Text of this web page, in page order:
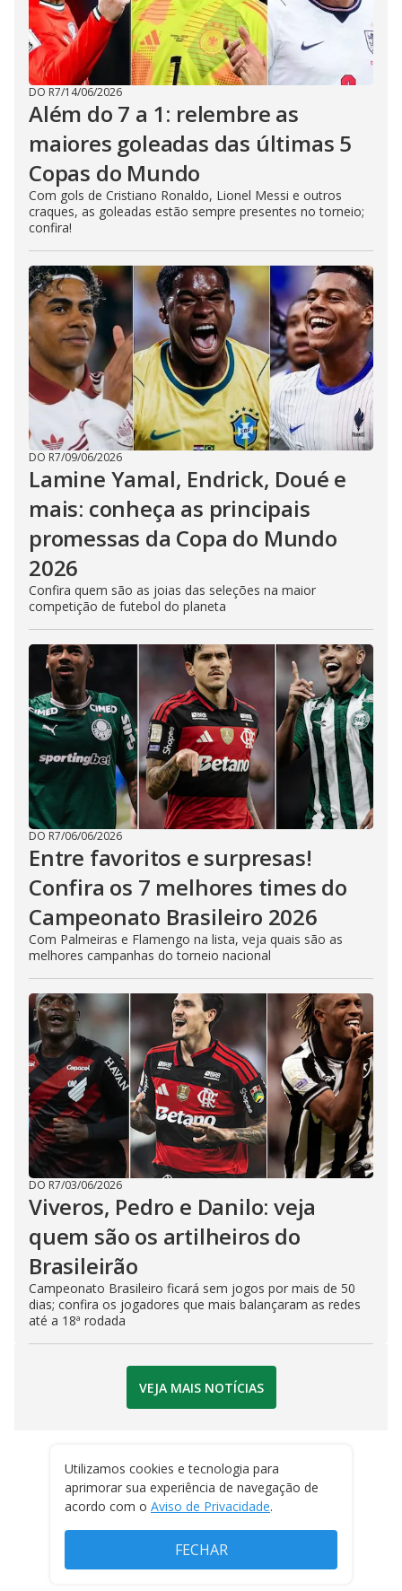
DO R7/14/06/2026
Além do 7 a 1: relembre as
maiores goleadas das últimas 5
Copas do Mundo
Com gols de Cristiano Ronaldo, Lionel Messi e outros
craques, as goleadas estão sempre presentes no torneio;
confira!
DO R7/09/06/2026
Lamine Yamal, Endrick, Doué e
mais: conheça as principais
promessas da Copa do Mundo
2026
Confira quem são as joias das seleções na maior
competição de futebol do planeta
DO R7/06/06/2026
Entre favoritos e surpresas!
Confira os 7 melhores times do
Campeonato Brasileiro 2026
Com Palmeiras e Flamengo na lista, veja quais são as
melhores campanhas do torneio nacional
DO R7/03/06/2026
Viveros, Pedro e Danilo: veja
quem são os artilheiros do
Brasileirão
Campeonato Brasileiro ficará sem jogos por mais de 50
dias; confira os jogadores que mais balançaram as redes
até a 18ª rodada
VEJA MAIS NOTÍCIAS
Utilizamos cookies e tecnologia para
aprimorar sua experiência de navegação de
acordo com o Aviso de Privacidade.
FECHAR